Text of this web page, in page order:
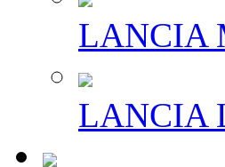
LANCIA
LANCIA